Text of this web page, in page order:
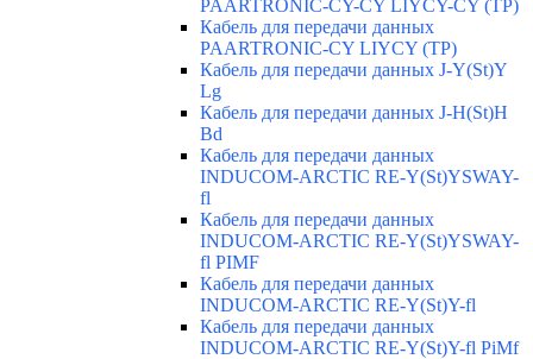
PAARTRONIC-CY-CY LIYCY-CY (TP)
Кабель для передачи данных
PAARTRONIC-CY LIYCY (TP)
Кабель для передачи данных J-Y(St)Y
Lg
Кабель для передачи данных J-H(St)H
Bd
Кабель для передачи данных
INDUCOM-ARCTIC RE-Y(St)YSWAY-
fl
Кабель для передачи данных
INDUCOM-ARCTIC RE-Y(St)YSWAY-
fl PIMF
Кабель для передачи данных
INDUCOM-ARCTIC RE-Y(St)Y-fl
Кабель для передачи данных
INDUCOM-ARCTIC RE-Y(St)Y-fl PiMf